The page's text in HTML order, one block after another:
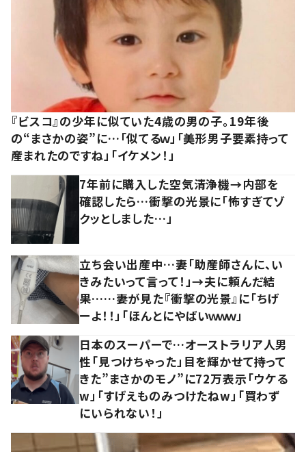
『ビスコ』の少年に似ていた4歳の男の子。19年後
の“まさかの姿”に…「似てるｗ」「美形男子要素持って
産まれたのですね」「イケメン！」
7年前に購入した空気清浄機→内部を
確認したら…衝撃の光景に「怖すぎてゾ
クッとしました…」
立ち会い出産中…妻「助産師さんに、い
きみたいって言って！」→夫に頼んだ結
果……妻が見た『衝撃の光景』に「ちげ
ーよ！！」「ほんとにやばいｗｗｗ」
日本のスーパーで…オーストラリア人男
性「見つけちゃった」目を輝かせて持って
きた”まさかのモノ”に72万表示「ウケる
w」「すげえものみつけたねw」「買わず
にいられない！」